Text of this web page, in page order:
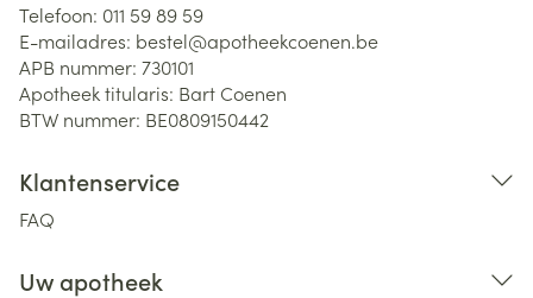
Telefoon: 011 59 89 59
E-mailadres: bestel@apotheekcoenen.be
APB nummer: 730101
Apotheek titularis: Bart Coenen
BTW nummer: BE0809150442
Klantenservice
FAQ
Uw apotheek